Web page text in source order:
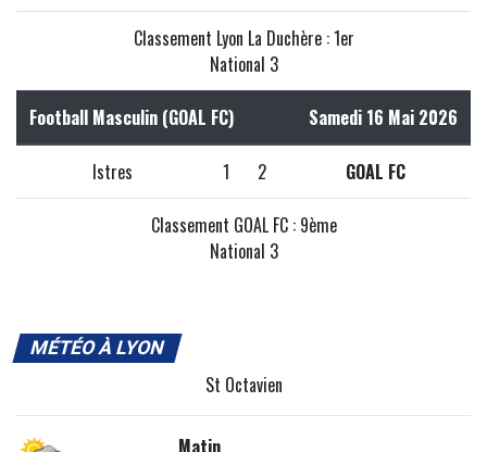
Classement Lyon La Duchère : 1er
National 3
Football Masculin (GOAL FC) Samedi 16 Mai 2026
Istres 1 2 GOAL FC
Classement GOAL FC : 9ème
National 3
MÉTÉO À LYON
St Octavien
Matin